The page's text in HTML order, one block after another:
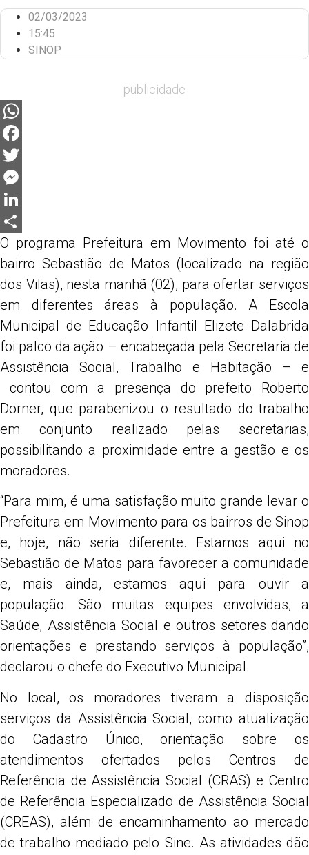
02/03/2023
15:45
SINOP
publicidade
WhatsApp
Facebook
Twitter
Messenger
LinkedIn
Share
O programa Prefeitura em Movimento foi até o
bairro Sebastião de Matos (localizado na região
dos Vilas), nesta manhã (02), para ofertar serviços
em diferentes áreas à população. A Escola
Municipal de Educação Infantil Elizete Dalabrida
foi palco da ação – encabeçada pela Secretaria de
Assistência Social, Trabalho e Habitação – e
contou com a presença do prefeito Roberto
Dorner, que parabenizou o resultado do trabalho
em conjunto realizado pelas secretarias,
possibilitando a proximidade entre a gestão e os
moradores.
“Para mim, é uma satisfação muito grande levar o
Prefeitura em Movimento para os bairros de Sinop
e, hoje, não seria diferente. Estamos aqui no
Sebastião de Matos para favorecer a comunidade
e, mais ainda, estamos aqui para ouvir a
população. São muitas equipes envolvidas, a
Saúde, Assistência Social e outros setores dando
orientações e prestando serviços à população”,
declarou o chefe do Executivo Municipal.
No local, os moradores tiveram a disposição
serviços da Assistência Social, como atualização
do Cadastro Único, orientação sobre os
atendimentos ofertados pelos Centros de
Referência de Assistência Social (CRAS) e Centro
de Referência Especializado de Assistência Social
(CREAS), além de encaminhamento ao mercado
de trabalho mediado pelo Sine. As atividades dão